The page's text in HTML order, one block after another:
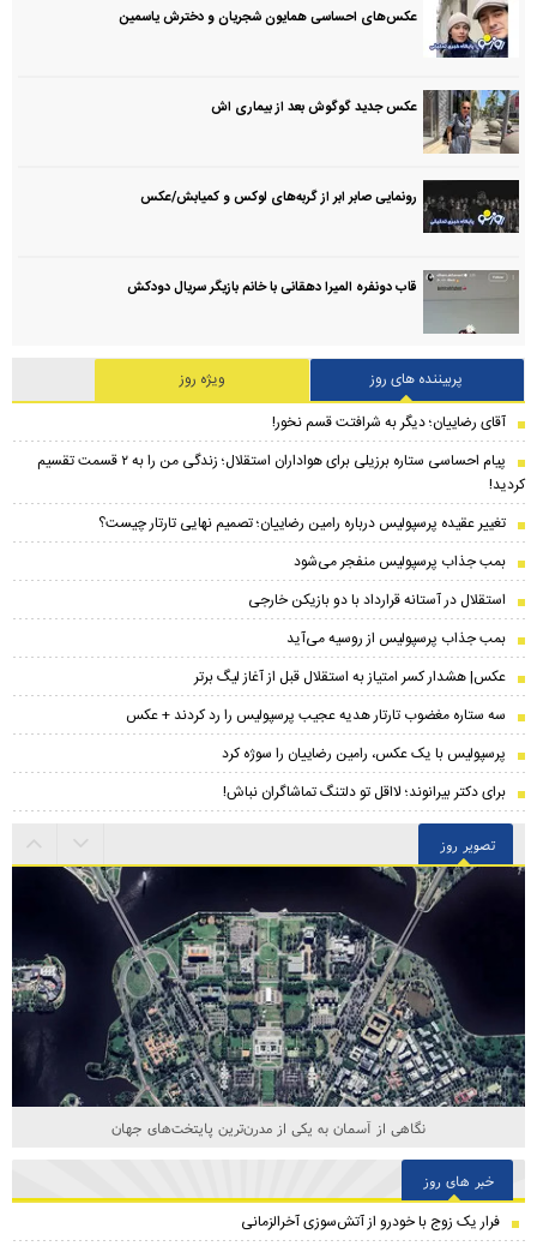
عکس‌های احساسی همایون شجریان و دخترش یاسمین
عکس جدید گوگوش بعد از بیماری اش
رونمایی صابر ابر از گربه‌های لوکس و کمیابش/عکس
قاب دونفره المیرا دهقانی با خانم بازیگر سریال دودکش
پربیننده های روز
ویژه روز
آقای رضاییان؛ دیگر به شرافتت قسم نخور!
پیام احساسی ستاره برزیلی برای هواداران استقلال؛ زندگی من را به ۲ قسمت تقسیم
کردید!
تغییر عقیده پرسپولیس درباره رامین رضاییان؛ تصمیم نهایی تارتار چیست؟
بمب جذاب پرسپولیس منفجر می‌شود
استقلال در آستانه قرارداد با دو بازیکن خارجی
بمب جذاب پرسپولیس از روسیه می‌آید
عکس| هشدار کسر امتیاز به استقلال قبل از آغاز لیگ برتر
سه ستاره مغضوب تارتار هدیه عجیب پرسپولیس را رد کردند + عکس
پرسپولیس با یک عکس، رامین رضاییان را سوژه کرد
برای دکتر بیرانوند؛ لااقل تو دلتنگ تماشاگران نباش!
تصویر روز
نگاهی از آسمان به یکی از مدرن‌ترین پایتخت‌های جهان
خبر های روز
فرار یک زوج با خودرو از آتش‌سوزی آخرالزمانی